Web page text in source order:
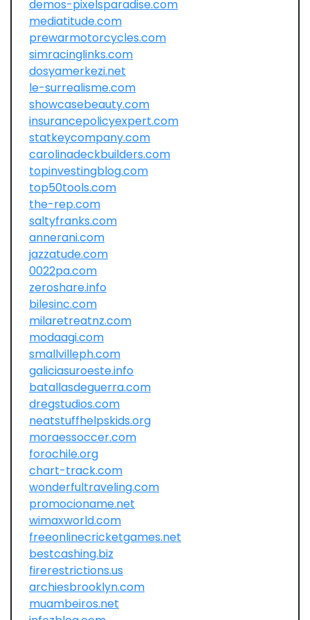
demos-pixelsparadise.com
mediatitude.com
prewarmotorcycles.com
simracinglinks.com
dosyamerkezi.net
le-surrealisme.com
showcasebeauty.com
insurancepolicyexpert.com
statkeycompany.com
carolinadeckbuilders.com
topinvestingblog.com
top50tools.com
the-rep.com
saltyfranks.com
annerani.com
jazzatude.com
0022pa.com
zeroshare.info
bilesinc.com
milaretreatnz.com
modaagi.com
smallvilleph.com
galiciasuroeste.info
batallasdeguerra.com
dregstudios.com
neatstuffhelpskids.org
moraessoccer.com
forochile.org
chart-track.com
wonderfultraveling.com
promocioname.net
wimaxworld.com
freeonlinecricketgames.net
bestcashing.biz
firerestrictions.us
archiesbrooklyn.com
muambeiros.net